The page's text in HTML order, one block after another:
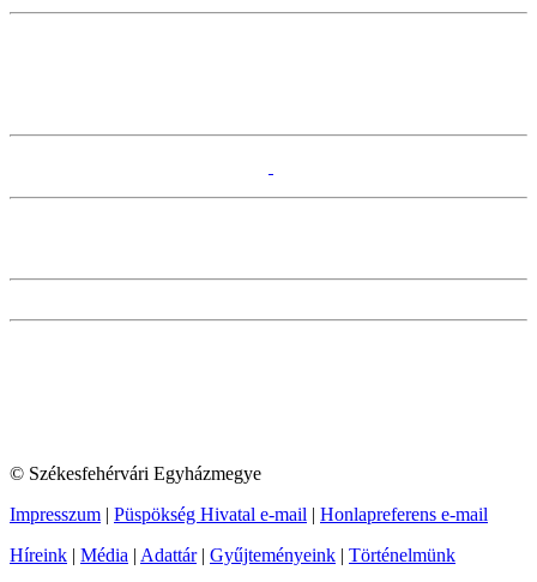
© Székesfehérvári Egyházmegye
Impresszum | Püspökség Hivatal e-mail | Honlapreferens e-mail
Híreink | Média | Adattár| Gyűjteményeink | Történelmünk